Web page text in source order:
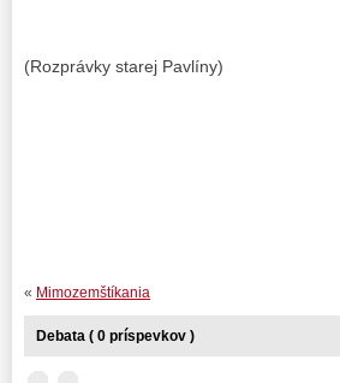
(Rozprávky starej Pavlíny)
« Mimozemštíkania
Debata ( 0 príspevkov )